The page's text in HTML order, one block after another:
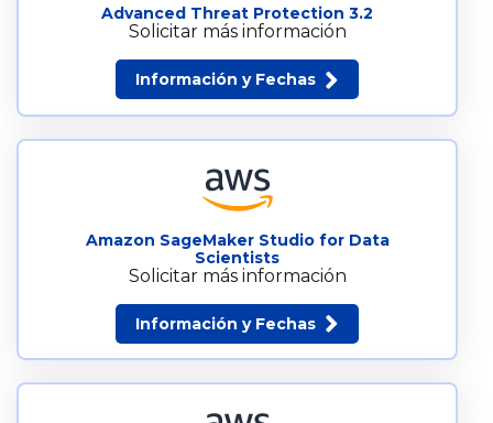
Advanced Threat Protection 3.2
Solicitar más información
Información y Fechas
Amazon SageMaker Studio for Data
Scientists
Solicitar más información
Información y Fechas